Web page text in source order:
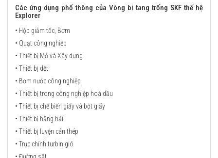
Các ứng dụng phổ thông của Vòng bi tang trống SKF thế hệ
Explorer
• Hộp giảm tốc, Bơm
• Quạt công nghiệp
• Thiết bị Mỏ và Xây dựng
• Thiết bị dệt
• Bơm nước công nghiệp
• Thiết bị trong công nghiệp hoá dầu
• Thiết bị chế biến giấy và bột giấy
• Thiết bị hằng hải
• Thiết bị luyện cán thép
• Trục chính turbin gió